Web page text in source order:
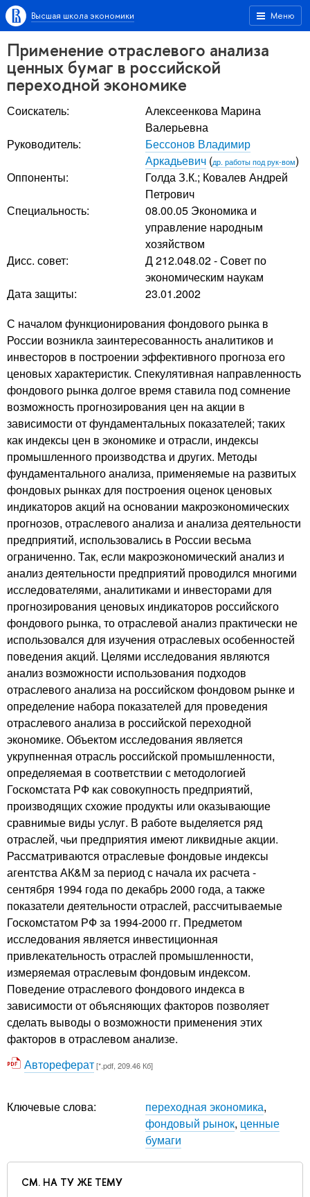
Меню
Высшая школа экономики
Применение отраслевого анализа
ценных бумаг в российской
переходной экономике
Соискатель:
Алексеенкова Марина
Валерьевна
Руководитель:
Бессонов Владимир
Аркадьевич (др. работы под рук-вом)
Оппоненты:
Голда З.К.; Ковалев Андрей
Петрович
Специальность:
08.00.05 Экономика и
управление народным
хозяйством
Дисс. совет:
Д 212.048.02 - Совет по
экономическим наукам
Дата защиты:
23.01.2002
С началом функционирования фондового рынка в
России возникла заинтересованность аналитиков и
инвесторов в построении эффективного прогноза его
ценовых характеристик. Спекулятивная направленность
фондового рынка долгое время ставила под сомнение
возможность прогнозирования цен на акции в
зависимости от фундаментальных показателей; таких
как индексы цен в экономике и отрасли, индексы
промышленного производства и других. Методы
фундаментального анализа, применяемые на развитых
фондовых рынках для построения оценок ценовых
индикаторов акций на основании макроэкономических
прогнозов, отраслевого анализа и анализа деятельности
предприятий, использовались в России весьма
ограниченно. Так, если макроэкономический анализ и
анализ деятельности предприятий проводился многими
исследователями, аналитиками и инвесторами для
прогнозирования ценовых индикаторов российского
фондового рынка, то отраслевой анализ практически не
использовался для изучения отраслевых особенностей
поведения акций. Целями исследования являются
анализ возможности использования подходов
отраслевого анализа на российском фондовом рынке и
определение набора показателей для проведения
отраслевого анализа в российской переходной
экономике. Объектом исследования является
укрупненная отрасль российской промышленности,
определяемая в соответствии с методологией
Госкомстата РФ как совокупность предприятий,
производящих схожие продукты или оказывающие
сравнимые виды услуг. В работе выделяется ряд
отраслей, чьи предприятия имеют ликвидные акции.
Рассматриваются отраслевые фондовые индексы
агентства АК&М за период с начала их расчета -
сентября 1994 года по декабрь 2000 года, а также
показатели деятельности отраслей, рассчитываемые
Госкомстатом РФ за 1994-2000 гг. Предметом
исследования является инвестиционная
привлекательность отраслей промышленности,
измеряемая отраслевым фондовым индексом.
Поведение отраслевого фондового индекса в
зависимости от объясняющих факторов позволяет
сделать выводы о возможности применения этих
факторов в отраслевом анализе.
Автореферат[*.pdf, 209.46 Кб]
Ключевые слова: переходная экономика,
фондовый рынок, ценные
бумаги
СМ. НА ТУ ЖЕ ТЕМУ